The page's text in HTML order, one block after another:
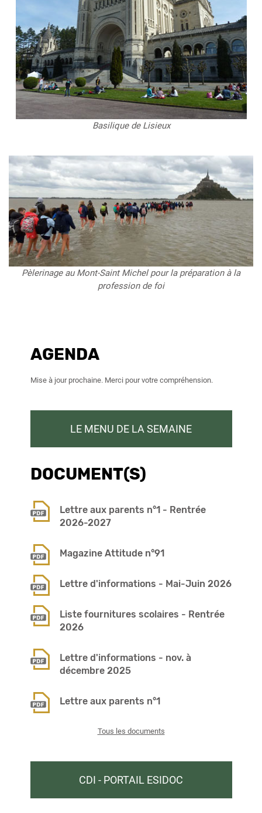
Basilique de Lisieux
Pèlerinage au Mont-Saint Michel pour la préparation à la
profession de foi
AGENDA
Mise à jour prochaine. Merci pour votre compréhension.
LE MENU DE LA SEMAINE
DOCUMENT(S)
Lettre aux parents n°1 - Rentrée
2026-2027
Magazine Attitude n°91
Lettre d'informations - Mai-Juin 2026
Liste fournitures scolaires - Rentrée
2026
Lettre d'informations - nov. à
décembre 2025
Lettre aux parents n°1
Tous les documents
CDI - PORTAIL ESIDOC